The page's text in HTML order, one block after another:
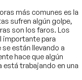
más comunes es la
sufren algún golpe,
son los faros. Los
importante para
están llevando a
hace que algún
está trabajando en una